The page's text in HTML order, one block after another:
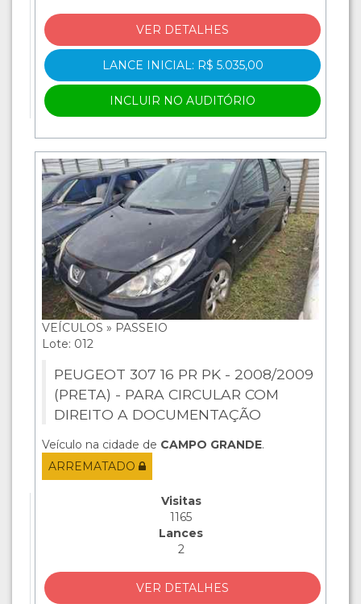
VER DETALHES
LANCE INICIAL: R$ 5.035,00
INCLUIR NO AUDITÓRIO
VEÍCULOS » PASSEIO
Lote: 012
PEUGEOT 307 16 PR PK - 2008/2009
(PRETA) - PARA CIRCULAR COM
DIREITO A DOCUMENTAÇÃO
Veículo na cidade de CAMPO GRANDE.
ARREMATADO
Visitas
1165
Lances
2
VER DETALHES